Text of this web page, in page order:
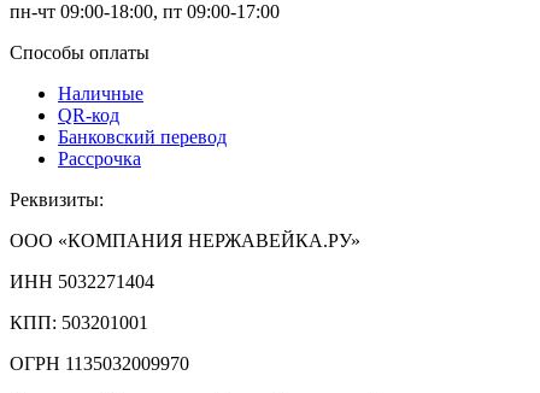
пн-чт 09:00-18:00, пт 09:00-17:00
Способы оплаты
Наличные
QR-код
Банковский перевод
Рассрочка
Реквизиты:
ООО «КОМПАНИЯ НЕРЖАВЕЙКА.РУ»
ИНН 5032271404
КПП: 503201001
ОГРН 1135032009970